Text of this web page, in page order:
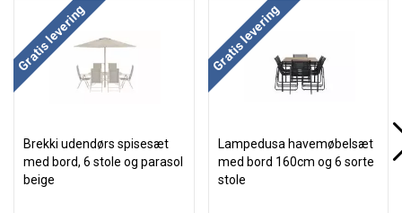
Gratis levering
Brekki udendørs spisesæt
med bord, 6 stole og parasol
beige
Gratis levering
Lampedusa havemøbelsæt
med bord 160cm og 6 sorte
stole